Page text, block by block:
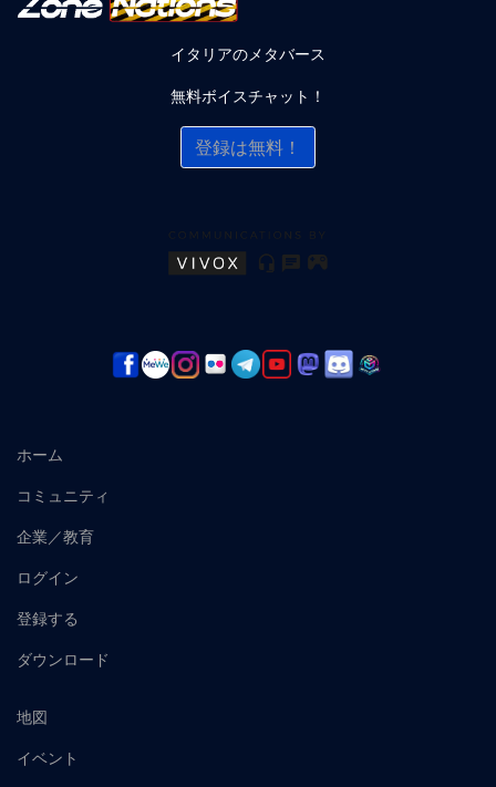
イタリアのメタバース
無料ボイスチャット！
登録は無料！
ホーム
コミュニティ
企業／教育
ログイン
登録する
ダウンロード
地図
イベント